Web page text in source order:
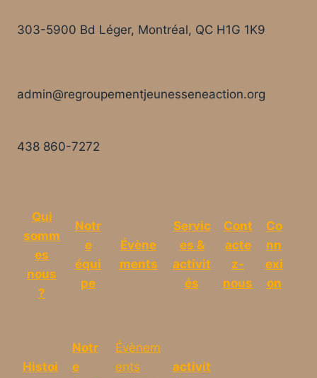
303-5900 Bd Léger, Montréal, QC H1G 1K9
admin@regroupementjeunesseneaction.org
438 860-7272
Qui
somm
es
nous
?
Notr
e
équi
pe
Évène
ments
Servic
es &
activit
és
Cont
acte
z-
nous
Co
nn
exi
on
Histoi
Notr
e
Évènem
ents
activit